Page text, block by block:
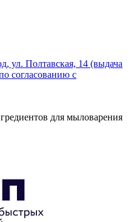
ул. Полтавская, 14 (выдача
согласованию с
для мыловарения